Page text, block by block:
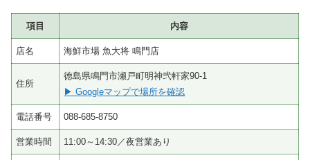
項目 内容
店名 海鮮市場 魚大将 鳴門店
住所
徳島県鳴門市瀬戸町明神弐軒家90-1
▶ Googleマップで場所を確認
電話番号 088-685-8750
営業時間 11:00～14:30／夜営業あり